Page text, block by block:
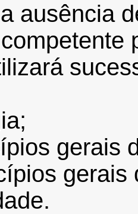
ausência
gerais
gerais